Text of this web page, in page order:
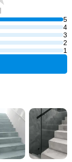
5
4
3
2
1